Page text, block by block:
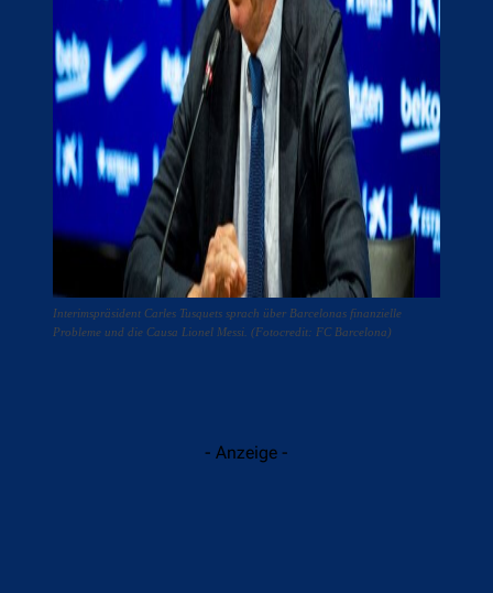
Interimspräsident Carles Tusquets sprach über Barcelonas finanzielle
Probleme und die Causa Lionel Messi. (Fotocredit: FC Barcelona)
- Anzeige -